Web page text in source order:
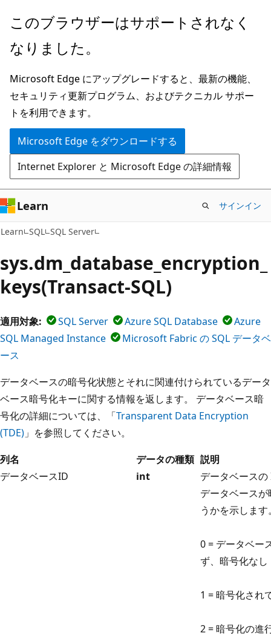
メ
ン
ン
テ
ン
ツ
に
ス
キ
ッ
プ
このブラウザーはサポートされなく
なりました。
Microsoft Edge にアップグレードすると、最新の機能、
セキュリティ更新プログラム、およびテクニカル サポー
トを利用できます。
Microsoft Edge をダウンロードする
Internet Explorer と Microsoft Edge の詳細情報
Learn サインイン
Learn SQL SQL Server
sys.dm_database_encryption_
keys(Transact-SQL)
適用対象: SQL Server Azure SQL Database
Azure
SQL Managed Instance
Microsoft Fabric の SQL データベ
ース
データベースの暗号化状態とそれに関連付けられているデータ
ベース暗号化キーに関する情報を返します。 データベース暗
号化の詳細については、「Transparent Data Encryption
(TDE) 」を参照してください。
列名
データの種類 説明
データベースID
int データベース
データベース
うかを示します
0 = データベー
ず、暗号化なし
1 = 暗号化され
2 = 暗号化の進